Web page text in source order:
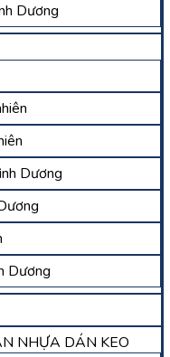
Dương
Dương
Dương
NHỰA DÁN KEO